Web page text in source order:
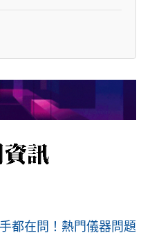
都在問！熱門儀器問題